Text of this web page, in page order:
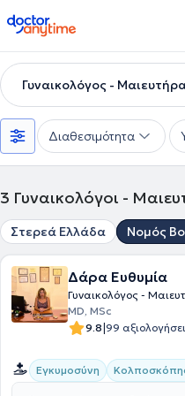
doctoranytime
Γυναικολόγος -
Διαθεσιμότητα
3 Γυναικολόγοι -
Στερεά Ελλάδα Νομός
Δάρα Ευθυμία
Γυναικολόγος -
MD, MSc
9.8|99
Εγκυμοσύνη